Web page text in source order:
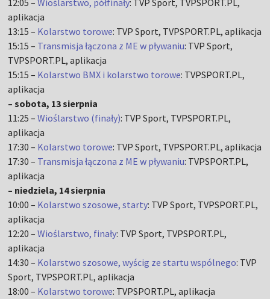
12:05 –Wioślarstwo, półfinały: TVP Sport, TVPSPORT.PL,
aplikacja
13:15 – Kolarstwo torowe: TVP Sport, TVPSPORT.PL, aplikacja
15:15 – Transmisja łączona z ME w pływaniu: TVP Sport,
TVPSPORT.PL, aplikacja
15:15 – Kolarstwo BMX i kolarstwo torowe: TVPSPORT.PL,
aplikacja
– sobota, 13 sierpnia
11:25 –Wioślarstwo (finały): TVP Sport, TVPSPORT.PL,
aplikacja
17:30 – Kolarstwo torowe: TVP Sport, TVPSPORT.PL, aplikacja
17:30 – Transmisja łączona z ME w pływaniu: TVPSPORT.PL,
aplikacja
– niedziela, 14 sierpnia
10:00 – Kolarstwo szosowe, starty: TVP Sport, TVPSPORT.PL,
aplikacja
12:20 –Wioślarstwo, finały: TVP Sport, TVPSPORT.PL,
aplikacja
14:30 – Kolarstwo szosowe, wyścig ze startu wspólnego: TVP
Sport, TVPSPORT.PL, aplikacja
18:00 – Kolarstwo torowe: TVPSPORT.PL, aplikacja